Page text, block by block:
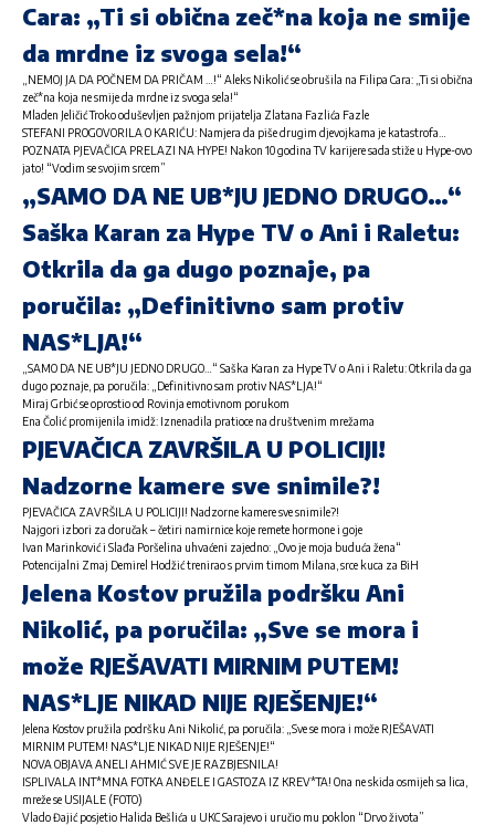
Cara: „Ti si obična zeč*na koja ne smije
da mrdne iz svoga sela!“
„NEMOJ JA DA POČNEM DA PRIČAM …!“ Aleks Nikolić se obrušila na Filipa Cara: „Ti si obična
zeč*na koja ne smije da mrdne iz svoga sela!“
Mladen Jeličić Troko oduševljen pažnjom prijatelja Zlatana Fazlića Fazle
STEFANI PROGOVORILA O KARIĆU: Namjera da piše drugim djevojkama je katastrofa…
POZNATA PJEVAČICA PRELAZI NA HYPE! Nakon 10 godina TV karijere sada stiže u Hype-ovo
jato! “Vodim se svojim srcem”
„SAMO DA NE UB*JU JEDNO DRUGO…“
Saška Karan za Hype TV o Ani i Raletu:
Otkrila da ga dugo poznaje, pa
poručila: „Definitivno sam protiv
NAS*LJA!“
„SAMO DA NE UB*JU JEDNO DRUGO…“ Saška Karan za Hype TV o Ani i Raletu: Otkrila da ga
dugo poznaje, pa poručila: „Definitivno sam protiv NAS*LJA!“
Miraj Grbić se oprostio od Rovinja emotivnom porukom
Ena Čolić promijenila imidž: Iznenadila pratioce na društvenim mrežama
PJEVAČICA ZAVRŠILA U POLICIJI!
Nadzorne kamere sve snimile?!
PJEVAČICA ZAVRŠILA U POLICIJI! Nadzorne kamere sve snimile?!
Najgori izbori za doručak – četiri namirnice koje remete hormone i goje
Ivan Marinković i Slađa Poršelina uhvaćeni zajedno: „Ovo je moja buduća žena“
Potencijalni Zmaj Demirel Hodžić trenirao s prvim timom Milana, srce kuca za BiH
Jelena Kostov pružila podršku Ani
Nikolić, pa poručila: „Sve se mora i
može RJEŠAVATI MIRNIM PUTEM!
NAS*LJE NIKAD NIJE RJEŠENJE!“
Jelena Kostov pružila podršku Ani Nikolić, pa poručila: „Sve se mora i može RJEŠAVATI
MIRNIM PUTEM! NAS*LJE NIKAD NIJE RJEŠENJE!“
NOVA OBJAVA ANELI AHMIĆ SVE JE RAZBJESNILA!
ISPLIVALA INT*MNA FOTKA ANĐELE I GASTOZA IZ KREV*TA! Ona ne skida osmijeh sa lica,
mreže se USIJALE (FOTO)
Vlado Đajić posjetio Halida Bešlića u UKC Sarajevo i uručio mu poklon “Drvo života”